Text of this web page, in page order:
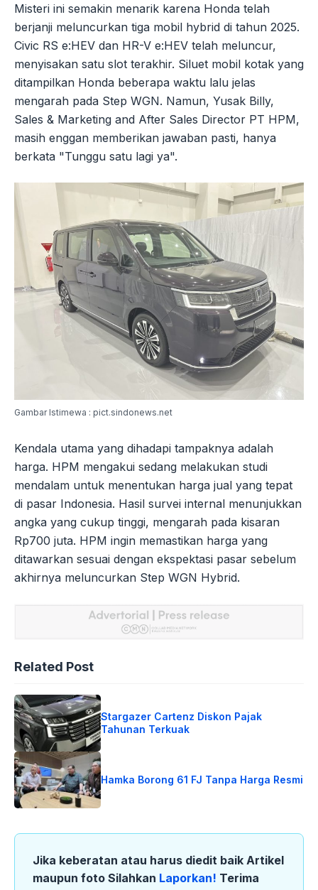
Misteri ini semakin menarik karena Honda telah
berjanji meluncurkan tiga mobil hybrid di tahun 2025.
Civic RS e:HEV dan HR-V e:HEV telah meluncur,
menyisakan satu slot terakhir. Siluet mobil kotak yang
ditampilkan Honda beberapa waktu lalu jelas
mengarah pada Step WGN. Namun, Yusak Billy,
Sales & Marketing and After Sales Director PT HPM,
masih enggan memberikan jawaban pasti, hanya
berkata "Tunggu satu lagi ya".
Gambar Istimewa : pict.sindonews.net
Kendala utama yang dihadapi tampaknya adalah
harga. HPM mengakui sedang melakukan studi
mendalam untuk menentukan harga jual yang tepat
di pasar Indonesia. Hasil survei internal menunjukkan
angka yang cukup tinggi, mengarah pada kisaran
Rp700 juta. HPM ingin memastikan harga yang
ditawarkan sesuai dengan ekspektasi pasar sebelum
akhirnya meluncurkan Step WGN Hybrid.
Related Post
Stargazer Cartenz Diskon Pajak
Tahunan Terkuak
Hamka Borong 61 FJ Tanpa Harga Resmi
Jika keberatan atau harus diedit baik Artikel
maupun foto Silahkan Laporkan! Terima